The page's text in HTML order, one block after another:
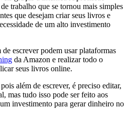
trabalho que se tornou mais simples
que desejam criar seus livros e
de um alto investimento
de escrever podem usar plataformas
da Amazon e realizar todo o
seus livros online.
além de escrever, é preciso editar,
mas tudo isso pode ser feito aos
investimento para gerar dinheiro no